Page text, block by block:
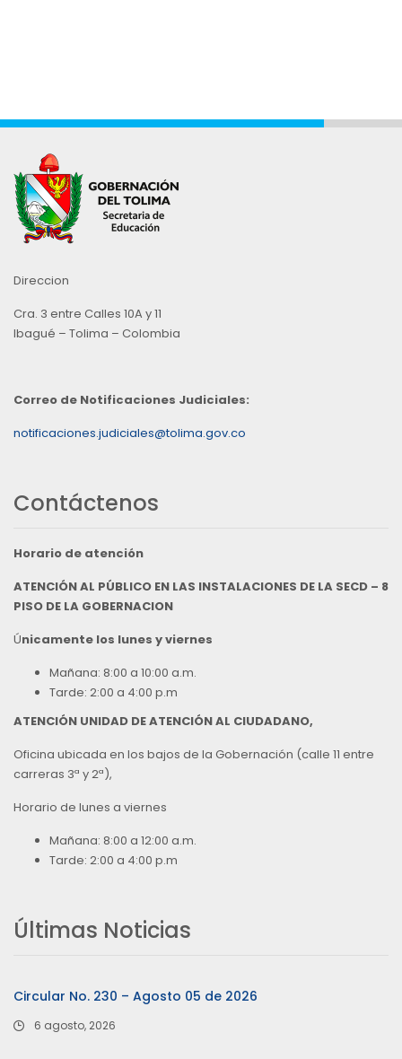
Direccion
Cra. 3 entre Calles 10A y 11
Ibagué – Tolima – Colombia
Correo de Notificaciones Judiciales:
notificaciones.judiciales@tolima.gov.co
Contáctenos
Horario de atención
ATENCIÓN AL PÚBLICO EN LAS INSTALACIONES DE LA SECD – 8
PISO DE LA GOBERNACION
Únicamente los lunes y viernes
Mañana: 8:00 a 10:00 a.m.
Tarde: 2:00 a 4:00 p.m
ATENCIÓN UNIDAD DE ATENCIÓN AL CIUDADANO,
Oficina ubicada en los bajos de la Gobernación (calle 11 entre
carreras 3ª y 2ª),
Horario de lunes a viernes
Mañana: 8:00 a 12:00 a.m.
Tarde: 2:00 a 4:00 p.m
Últimas Noticias
Circular No. 230 – Agosto 05 de 2026
6 agosto, 2026